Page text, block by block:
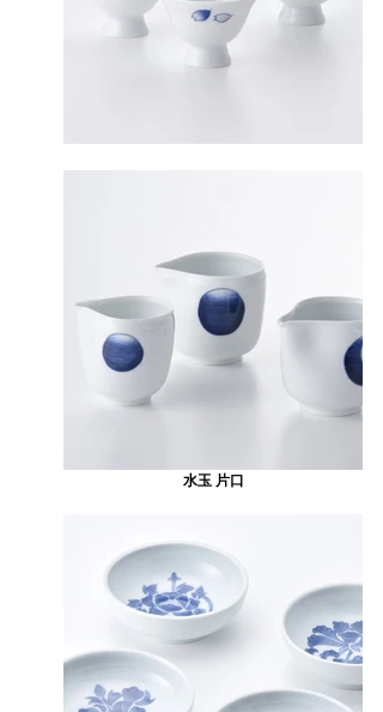
水玉 片口